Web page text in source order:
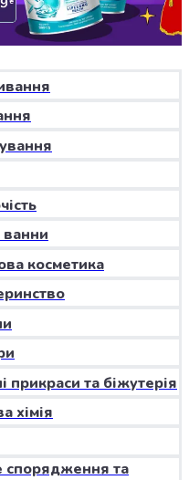
косметика
прикраси та біжутерія
хімія
спорядження та